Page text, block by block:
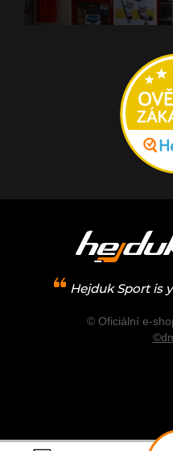
Hejduk Sport is
© Oficiální e-